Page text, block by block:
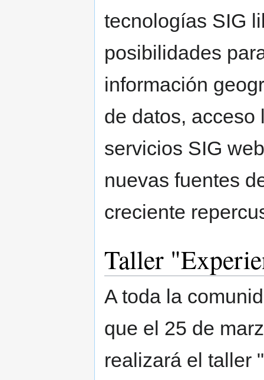
tecnologías SIG
posibilidades
información
de datos, acceso
servicios SIG
nuevas fuentes
creciente
Taller
A toda la
que el 25 de
realizará el taller